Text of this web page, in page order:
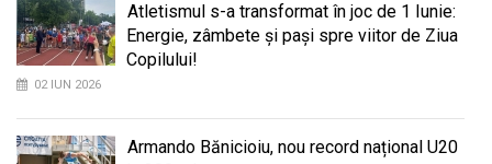
Atletismul s-a transformat în joc de 1 Iunie:
Energie, zâmbete și pași spre viitor de Ziua
Copilului!
02 IUN 2026
Armando Bănicioiu, nou record național U20